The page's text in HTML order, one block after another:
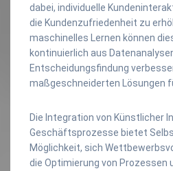
dabei, individuelle
die Kundenzufriedenheit zu
maschinelles Lernen können
kontinuierlich aus
Entscheidungsfindung
maßgeschneiderten Lösungen
Die Integration von Künstlicher
Geschäftsprozesse bietet
Möglichkeit, sich
die Optimierung von Prozessen